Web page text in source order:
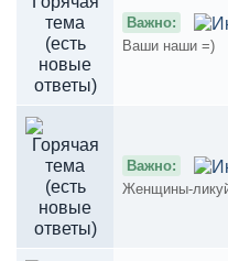
Важно:
Ваши наши =)
Важно:
Женщины-